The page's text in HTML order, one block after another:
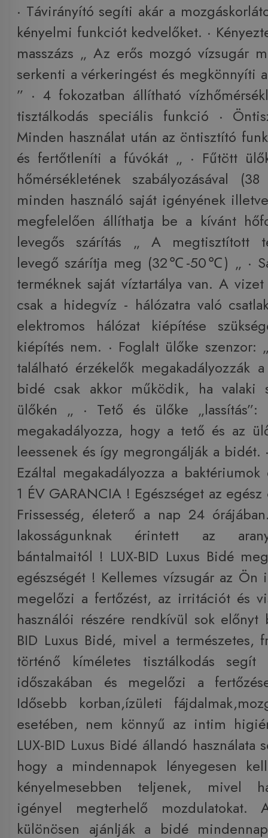
· Távirányító segíti akár a
kényelmi funkciót kedvelőket. ·
masszázs „ Az erős mozgó vízsugár
serkenti a vérkeringést és megkönnyíti
” · 4 fokozatban állítható
tisztálkodás speciális funkció ·
Minden használat után az öntisztító
és fertőtleníti a fúvókát „ · Fűtött
hőmérsékletének
minden használó saját igényének
megfelelően állíthatja be a kívánt
levegős szárítás „ A megtisztított
levegő szárítja meg (32℃-50℃) „ ·
terméknek saját víztartálya van. A
csak a hidegvíz - hálózatra való
elektromos hálózat kiépítése
kiépítés nem. · Foglalt ülőke szenzor:
található érzékelők megakadályozzák
bidé csak akkor működik, ha valaki
ülőkén „ · Tető és ülőke
megakadályozza, hogy a tető és az
leessenek és így megrongálják a bidét.
Ezáltal megakadályozza a baktériumok
1 ÉV GARANCIA ! Egészséget az
Frissesség, életerő a nap 24
lakosságunknak érintett az
bántalmaitól ! LUX-BID Luxus Bidé
egészségét ! Kellemes vízsugár az Ön
megelőzi a fertőzést, az irritációt és
használói részére rendkívül sok előnyt
BID Luxus Bidé, mivel a természetes,
történő kíméletes tisztálkodás segít
időszakában és megelőzi a
Idősebb korban,ízületi
esetében, nem könnyű az intim
LUX-BID Luxus Bidé állandó használata
hogy a mindennapok lényegesen
kényelmesebben teljenek, mivel
igényel megterhelő mozdulatokat.
különösen ajánlják a bidé